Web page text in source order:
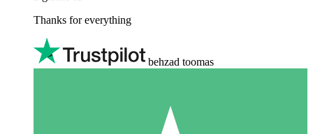
Thanks for everything
behzad toomas